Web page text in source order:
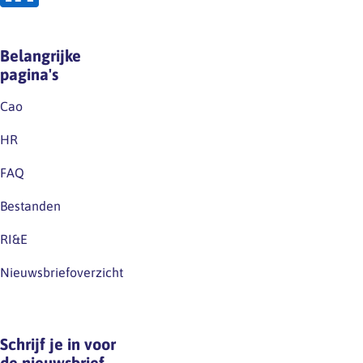
Belangrijke
pagina's
Cao
HR
FAQ
Bestanden
RI&E
Nieuwsbriefoverzicht
Schrijf je in voor